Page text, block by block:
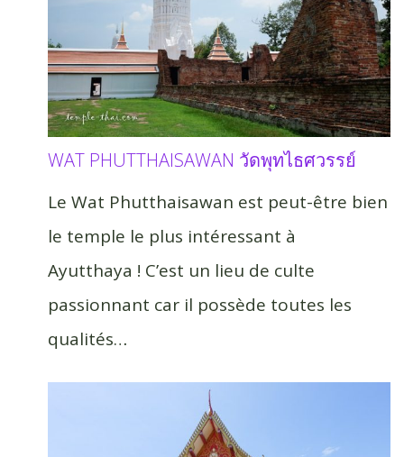
WAT PHUTTHAISAWAN วัดพุทไธศวรรย์
Le Wat Phutthaisawan est peut-être bien
le temple le plus intéressant à
Ayutthaya ! C’est un lieu de culte
passionnant car il possède toutes les
qualités…